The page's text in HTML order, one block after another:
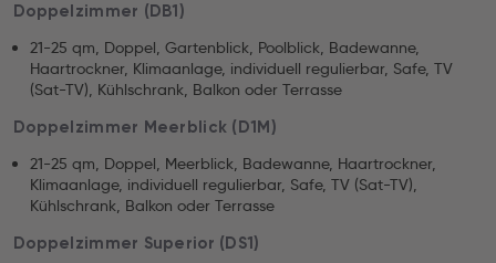
Doppelzimmer (DB1)
21-25 qm, Doppel, Gartenblick, Poolblick, Badewanne,
Haartrockner, Klimaanlage, individuell regulierbar, Safe, TV
(Sat-TV), Kühlschrank, Balkon oder Terrasse
Doppelzimmer Meerblick (D1M)
21-25 qm, Doppel, Meerblick, Badewanne, Haartrockner,
Klimaanlage, individuell regulierbar, Safe, TV (Sat-TV),
Kühlschrank, Balkon oder Terrasse
Doppelzimmer Superior (DS1)